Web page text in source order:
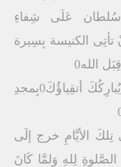
سُلطان عَلَى شِفاءِ
تأتِى الكنيسة بِسِيرة
الله0
مزمور باكِر( مز 145 : 10 – 11) [ يُبارِكُكَ أتقِياؤُكَ0بِمجدِ
6 : 12 – 13) [ وَفِي تِلكَ الأيَّامِ خرج إلَى
لِلهِ وَلمَّا كَانَ